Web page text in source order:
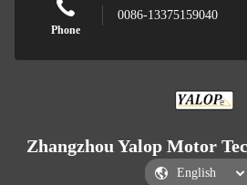
Phone
0086-13375159040
Zhangzhou Yalop Motor